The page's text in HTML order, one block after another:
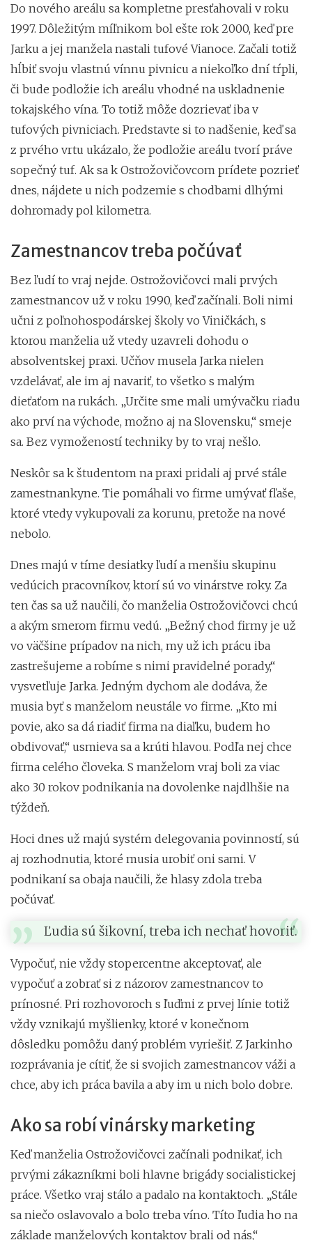
Do nového areálu sa kompletne presťahovali v roku
1997. Dôležitým míľnikom bol ešte rok 2000, keď pre
Jarku a jej manžela nastali tufové Vianoce. Začali totiž
hĺbiť svoju vlastnú vínnu pivnicu a niekoľko dní tŕpli,
či bude podložie ich areálu vhodné na uskladnenie
tokajského vína. To totiž môže dozrievať iba v
tufových pivniciach. Predstavte si to nadšenie, keď sa
z prvého vrtu ukázalo, že podložie areálu tvorí práve
sopečný tuf. Ak sa k Ostrožovičovcom prídete pozrieť
dnes, nájdete u nich podzemie s chodbami dlhými
dohromady pol kilometra.
Zamestnancov treba počúvať
Bez ľudí to vraj nejde. Ostrožovičovci mali prvých
zamestnancov už v roku 1990, keď začínali. Boli nimi
učni z poľnohospodárskej školy vo Viničkách, s
ktorou manželia už vtedy uzavreli dohodu o
absolventskej praxi. Učňov musela Jarka nielen
vzdelávať, ale im aj navariť, to všetko s malým
dieťaťom na rukách. „Určite sme mali umývačku riadu
ako prví na východe, možno aj na Slovensku,“ smeje
sa. Bez vymožeností techniky by to vraj nešlo.
Neskôr sa k študentom na praxi pridali aj prvé stále
zamestnankyne. Tie pomáhali vo firme umývať fľaše,
ktoré vtedy vykupovali za korunu, pretože na nové
nebolo.
Dnes majú v tíme desiatky ľudí a menšiu skupinu
vedúcich pracovníkov, ktorí sú vo vinárstve roky. Za
ten čas sa už naučili, čo manželia Ostrožovičovci chcú
a akým smerom firmu vedú. „Bežný chod firmy je už
vo väčšine prípadov na nich, my už ich prácu iba
zastrešujeme a robíme s nimi pravidelné porady,“
vysvetľuje Jarka. Jedným dychom ale dodáva, že
musia byť s manželom neustále vo firme. „Kto mi
povie, ako sa dá riadiť firma na diaľku, budem ho
obdivovať,“ usmieva sa a krúti hlavou. Podľa nej chce
firma celého človeka. S manželom vraj boli za viac
ako 30 rokov podnikania na dovolenke najdlhšie na
týždeň.
Hoci dnes už majú systém delegovania povinností, sú
aj rozhodnutia, ktoré musia urobiť oni sami. V
podnikaní sa obaja naučili, že hlasy zdola treba
počúvať.
Ľudia sú šikovní, treba ich nechať hovoriť.
Vypočuť, nie vždy stopercentne akceptovať, ale
vypočuť a zobrať si z názorov zamestnancov to
prínosné. Pri rozhovoroch s ľuďmi z prvej línie totiž
vždy vznikajú myšlienky, ktoré v konečnom
dôsledku pomôžu daný problém vyriešiť. Z Jarkinho
rozprávania je cítiť, že si svojich zamestnancov váži a
chce, aby ich práca bavila a aby im u nich bolo dobre.
Ako sa robí vinársky marketing
Keď manželia Ostrožovičovci začínali podnikať, ich
prvými zákazníkmi boli hlavne brigády socialistickej
práce. Všetko vraj stálo a padalo na kontaktoch. „Stále
sa niečo oslavovalo a bolo treba víno. Títo ľudia ho na
základe manželových kontaktov brali od nás,“